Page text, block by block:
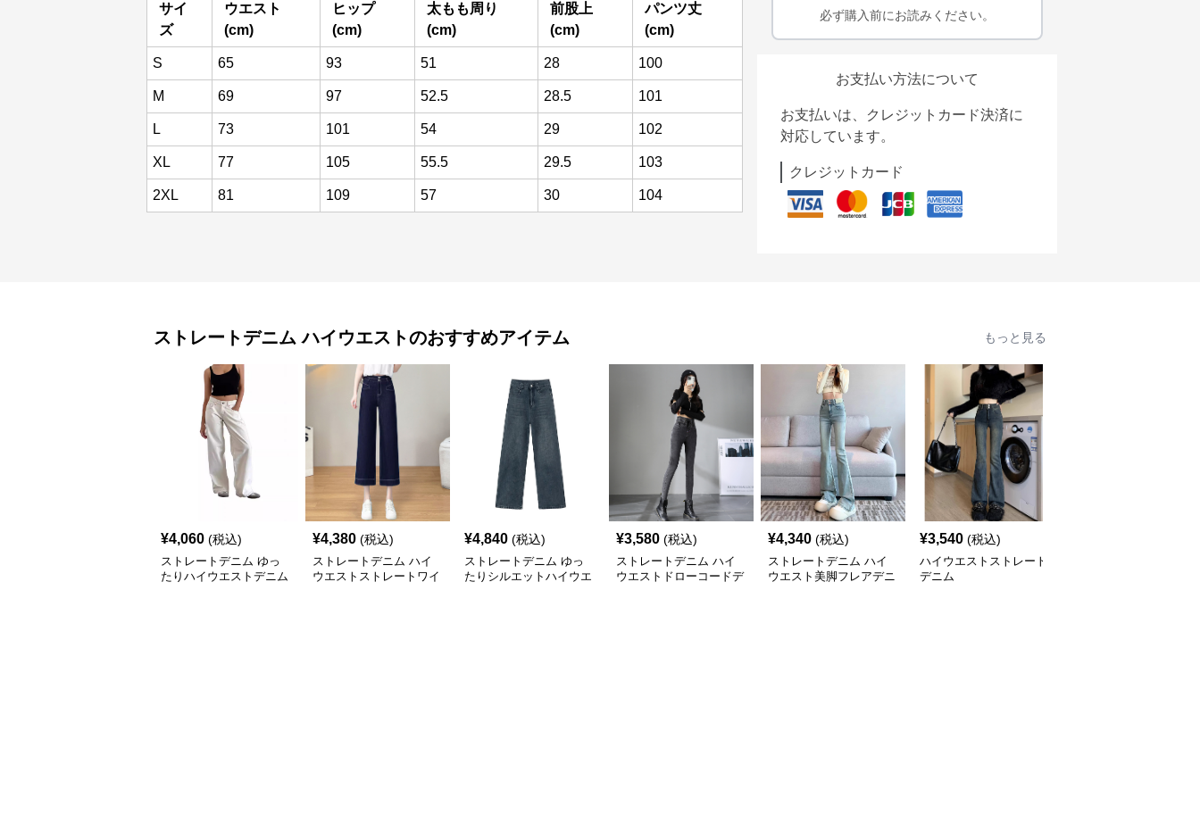
サイ
ズ
ウエスト
(cm)
ヒップ
(cm)
太もも周り
(cm)
前股上
(cm)
パンツ丈
(cm)
S 65 93 51 28 100
M 69 97 52.5 28.5 101
L 73 101 54 29 102
XL 77 105 55.5 29.5 103
2XL 81 109 57 30 104
必ず購入前にお読みください。
お支払い方法について
お支払いは、クレジットカード決済に
対応しています。
クレジットカード
ストレートデニム ハイウエストのおすすめアイテム もっと見る
¥4,060 (税込)
ストレートデニム ゆっ
たりハイウエストデニム
¥4,380 (税込)
ストレートデニム ハイ
ウエストストレートワイ
¥4,840 (税込)
ストレートデニム ゆっ
たりシルエットハイウエ
¥3,580 (税込)
ストレートデニム ハイ
ウエストドローコードデ
¥4,340 (税込)
ストレートデニム ハイ
ウエスト美脚フレアデニ
¥3,540 (税込)
ハイウエストストレート
デニム